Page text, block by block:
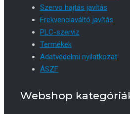
Szervo hajtás javítás
Frekvenciaváltó javítás
PLC-szerviz
Termékek
Adatvédelmi nyilatkozat
ÁSZF
Webshop